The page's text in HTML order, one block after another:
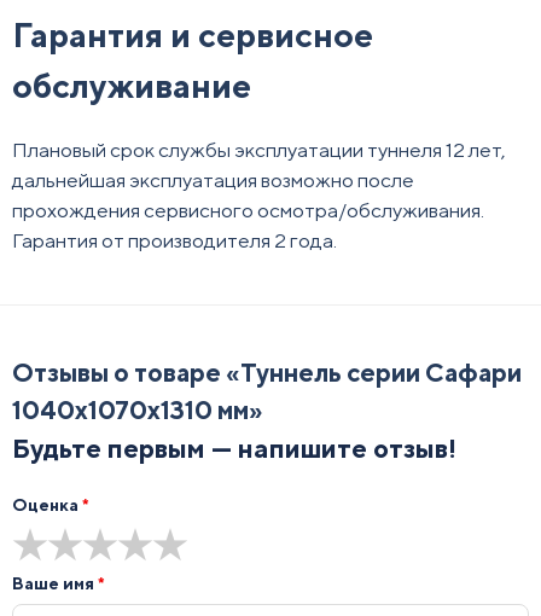
Гарантия и сервисное
обслуживание
Плановый срок службы эксплуатации туннеля 12 лет,
дальнейшая эксплуатация возможно после
прохождения сервисного осмотра/обслуживания.
Гарантия от производителя 2 года.
Отзывы о товаре «Туннель серии Сафари
1040х1070х1310 мм»
Будьте первым — напишите отзыв!
Оценка *
★
★
★
★
★
Ваше имя *